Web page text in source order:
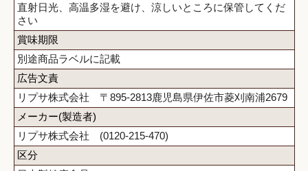
直射日光、高温多湿を避け、涼しいところに保管してくだ
さい
賞味期限
別途商品ラベルに記載
広告文責
リプサ株式会社 〒895-2813鹿児島県伊佐市菱刈南浦2679
メーカー(製造者)
リプサ株式会社 (0120-215-470)
区分